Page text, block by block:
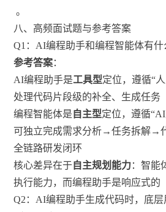
。
八、高频面试题与参考答案
Q1：AI编程助手和编程智能体有什么
参考答案：
AI编程助手是工具型定位，遵循“
处理代码片段级的补全、生成任务
编程智能体是 自主型定位，遵循
可独立完成需求分析→任务拆解→
全链路研发闭环
核心差异在于自主规划能力：智能
执行能力，而编程助手是响应式的
Q2：AI编程助手生成代码时，底层